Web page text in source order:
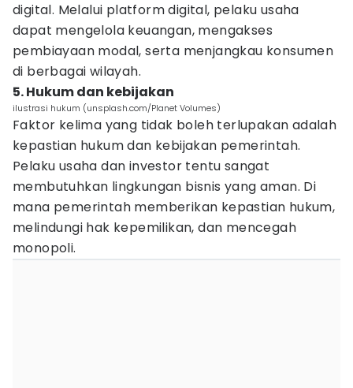
digital. Melalui platform digital, pelaku usaha
dapat mengelola keuangan, mengakses
pembiayaan modal, serta menjangkau konsumen
di berbagai wilayah.
5. Hukum dan kebijakan
ilustrasi hukum (unsplash.com/Planet Volumes)
Faktor kelima yang tidak boleh terlupakan adalah
kepastian hukum dan kebijakan pemerintah.
Pelaku usaha dan investor tentu sangat
membutuhkan lingkungan bisnis yang aman. Di
mana pemerintah memberikan kepastian hukum,
melindungi hak kepemilikan, dan mencegah
monopoli.